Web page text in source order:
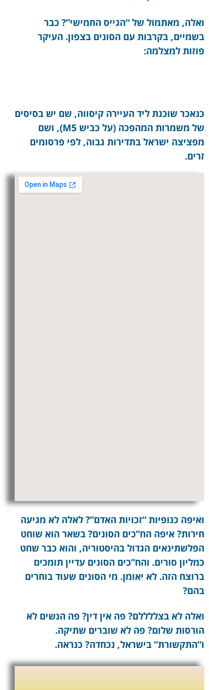
ואלה, מאתמול של “הגייס החמישי”? כבר
בשמיים, בקרבות עם הסונים בצפון. העיקר
פוזות למצלמה:
כנאכר שוכנת ליד העיירה קיסווה, שם יש בסיסים
של משמרות המהפכה (על כביש M5), ושם
מפציצה ישראל בתדירות גבוה, לפי פרסומים
זרים.
ואיפה כנופיות “זכויות האדם”? לאלה לא מגיעה
חירות? איפה הח”כים הסונים? בשאר הוא שוחט
הפלשתינאים הגדול בהיסטוריה, והוא כבר שחט
כמליון סורים. והח”כים הסונים עדיין תומכים
ברוצח הזה. לא יאומן. מי הסונים שעוד בוחרים
בהם?
ואלה לא בצללללם? פה אין דין? פה הנשים לא
הורסות שלום? פה לא שוברים שתיקה.
ו”התקשורת” בישראל, נכחדה? כנראה.